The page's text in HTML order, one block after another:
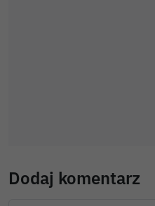
Dodaj komentarz